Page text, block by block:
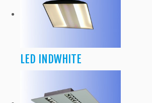
LED INDWHITE